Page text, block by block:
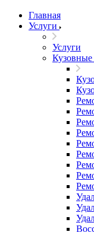
Главная
Услуги
Услуги
Кузовные